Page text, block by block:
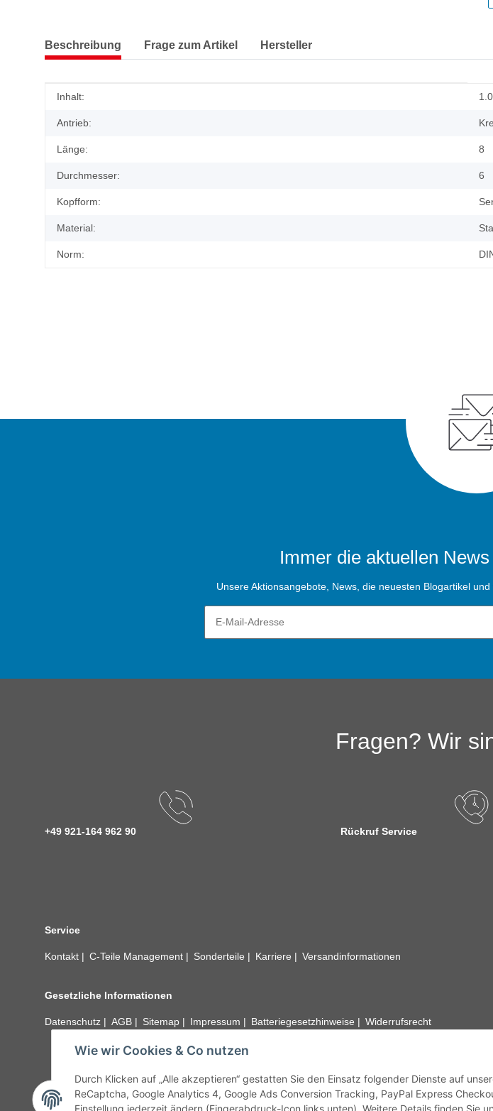
Wie wir Cookies & Co nutzen
Durch Klicken auf „Alle akzeptieren“ gestatten Sie den Einsatz folgender Dienste auf
ReCaptcha, Google Analytics 4, Google Ads Conversion Tracking, PayPal Express
Einstellung jederzeit ändern (Fingerabdruck-Icon links unten). Weitere Details finden Sie
Beschreibung Frage zum Artikel Hersteller
Produkteigenschaft
Wert
Inhalt:
Antrieb:
Länge: 8
Durchmesser: 6
Kopfform:
Material:
Norm:
Immer die aktuellen
Unsere Aktionsangebote, News, die neuesten Blogartikel
Fragen? Wir
+49 921-164 962 90 Rückruf Service
Service
Kontakt C-Teile Management Sonderteile Karriere Versandinformationen
Gesetzliche Informationen
Datenschutz AGB Sitemap Impressum Batteriegesetzhinweise Widerrufsrecht
unseren Kundenservice. Abbildungen der Artikel